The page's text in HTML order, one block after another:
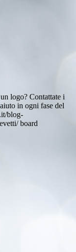
logo? Contattate i
in ogni fase del
blog-
board